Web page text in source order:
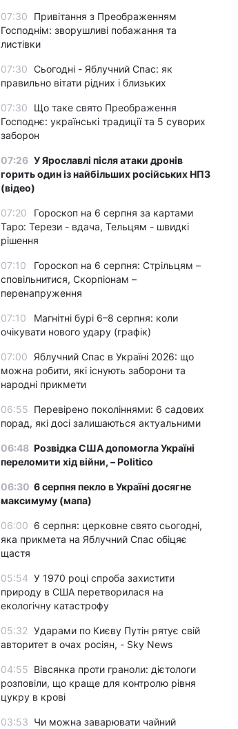
07:30
Привітання з Преображенням
Господнім: зворушливі побажання та
листівки
07:30 Сьогодні - Яблучний Спас: як
правильно вітати рідних і близьких
07:30
Що таке свято Преображення
Господнє: українські традиції та 5 суворих
заборон
07:26 У Ярославлі після атаки дронів
горить один із найбільших російських НПЗ
(відео)
07:20
Гороскоп на 6 серпня за картами
Таро: Терези - вдача, Тельцям - швидкі
рішення
07:10
Гороскоп на 6 серпня: Стрільцям –
сповільнитися, Скорпіонам –
перенапруження
07:10
Магнітні бурі 6–8 серпня: коли
очікувати нового удару (графік)
07:00 Яблучний Спас в Україні 2026: що
можна робити, які існують заборони та
народні прикмети
06:55 Перевірено поколіннями: 6 садових
порад, які досі залишаються актуальними
06:48 Розвідка США допомогла Україні
переломити хід війни, – Politico
06:30 6 серпня пекло в Україні досягне
максимуму (мапа)
06:00 6 серпня: церковне свято сьогодні,
яка прикмета на Яблучний Спас обіцяє
щастя
05:54 У 1970 році спроба захистити
природу в США перетворилася на
екологічну катастрофу
05:32 Ударами по Києву Путін рятує свій
авторитет в очах росіян, - Sky News
04:55 Вівсянка проти граноли: дієтологи
розповіли, що краще для контролю рівня
цукру в крові
03:53 Чи можна заварювати чайний